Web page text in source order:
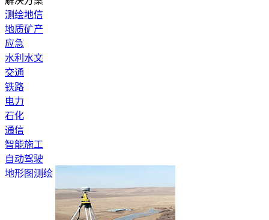
测绘地信
地质矿产
应急
水利水文
交通
铁路
电力
石化
通信
智能施工
自动驾驶
地形图测绘